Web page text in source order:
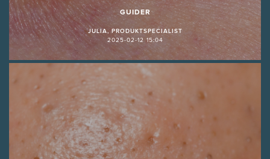
GUIDER
JULIA, PRODUKTSPECIALIST
2025-02-12 15:04